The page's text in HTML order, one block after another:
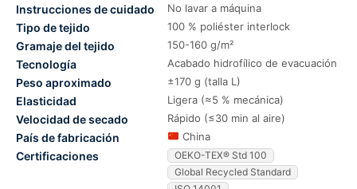
Instrucciones de cuidado No lavar a máquina
Tipo de tejido 100 % poliéster interlock
Gramaje del tejido 150-160 g/m²
Tecnología Acabado hidrofílico de evacuación
Peso aproximado ±170 g (talla L)
Elasticidad Ligera (≈5 % mecánica)
Velocidad de secado Rápido (≤30 min al aire)
País de fabricación China
Certificaciones
OEKO-TEX® Std 100
Global Recycled Standard